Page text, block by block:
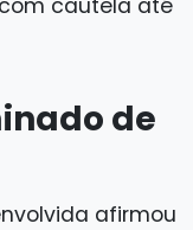
de
afirmou